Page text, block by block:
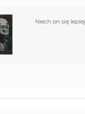
Niech on się